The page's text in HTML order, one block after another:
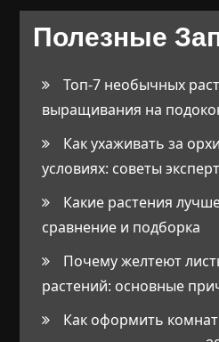
Полезные
Топ-7 необычных
выращивания на
Как ухаживать за
условиях: советы
Какие растения
сравнение и подборка
Почему желтеют
растений: основные
Как оформить